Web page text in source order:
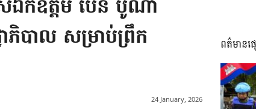
ឯកឧត្តម ប៉ែន បូណា
ឋាភិបាល សម្រាប់ព្រឹក
24 January, 2026
ពត៌មានផ្